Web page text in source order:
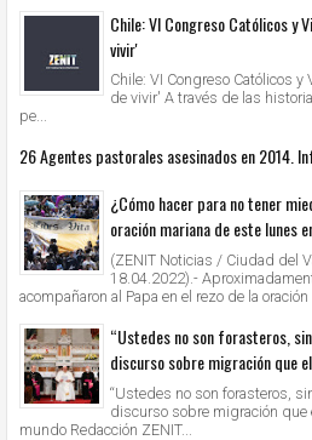
Chile: VI Congreso Católicos y
vivir'
Chile: VI Congreso Católicos
de vivir' A través de las
pe...
26 Agentes pastorales asesinados en 2014.
¿Cómo hacer para no tener
oración mariana de este lunes
(ZENIT Noticias / Ciudad del
18.04.2022).-
acompañaron al Papa en el rezo de la
“Ustedes no son forasteros,
discurso sobre migración que
“Ustedes no son forasteros,
discurso sobre migración que
mundo Redacción ZENIT...